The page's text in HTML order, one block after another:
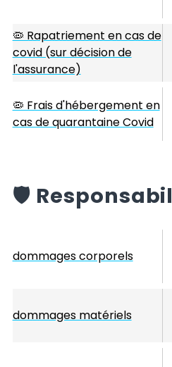
🦠 Rapatriement en cas de
covid (sur décision de
l'assurance)
🦠 Frais d'hébergement en
cas de quarantaine Covid
️🛡️
dommages corporels
dommages matériels